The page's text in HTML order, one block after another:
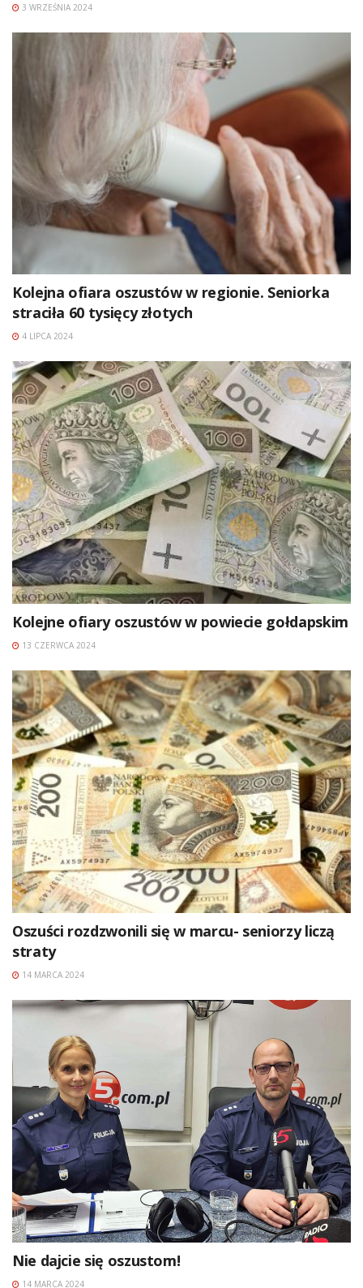
3 WRZEŚNIA 2024
Kolejna ofiara oszustów w regionie. Seniorka
straciła 60 tysięcy złotych
4 LIPCA 2024
Kolejne ofiary oszustów w powiecie gołdapskim
13 CZERWCA 2024
Oszuści rozdzwonili się w marcu- seniorzy liczą
straty
14 MARCA 2024
Nie dajcie się oszustom!
14 MARCA 2024